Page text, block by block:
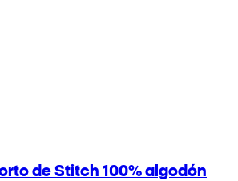
de Stitch 100% algodón